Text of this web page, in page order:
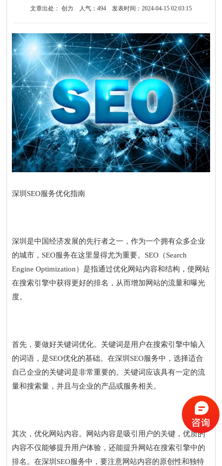
文章出处： 创力 人气： 494 发表时间：2024-04-15 02:03:15
深圳SEO服务优化指南
深圳是中国经济发展的先行者之一，作为一个拥有众多企业
的城市，SEO服务在这里显得尤为重要。SEO（Search
Engine Optimization）是指通过优化网站内容和结构，使网站
在搜索引擎中获得更好的排名，从而增加网站的流量和曝光
度。
首先，要做好关键词优化。关键词是用户在搜索引擎中输入
的词语，是SEO优化的基础。在深圳SEO服务中，选择适合
自己企业的关键词是非常重要的。关键词应该具有一定的流
量和搜索量，并且与企业的产品或服务相关。
其次，优化网站内容。网站内容是吸引用户的关键，优质的
内容不仅能够提升用户体验，还能提升网站在搜索引擎中的
排名。在深圳SEO服务中，要注意网站内容的原创性和独特